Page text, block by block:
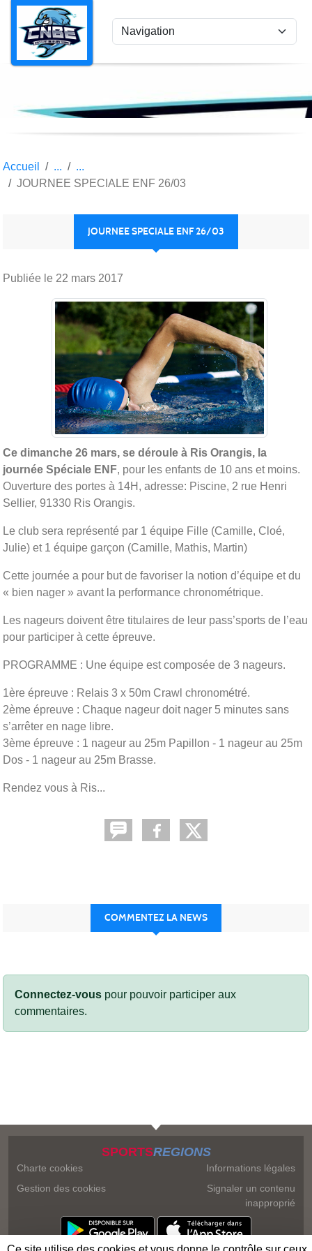
Accueil
JOURNEE SPECIALE ENF 26/03
JOURNEE SPECIALE ENF 26/03
Publiée le 22 mars 2017
Ce dimanche 26 mars, se déroule à Ris Orangis, la
journée Spéciale ENF, pour les enfants de 10 ans et moins.
Ouverture des portes à 14H, adresse: Piscine, 2 rue Henri
Sellier, 91330 Ris Orangis.
Le club sera représenté par 1 équipe Fille (Camille, Cloé,
Julie) et 1 équipe garçon (Camille, Mathis, Martin)
Cette journée a pour but de favoriser la notion d’équipe et du
« bien nager » avant la performance chronométrique.
Les nageurs doivent être titulaires de leur pass’sports de l’eau
pour participer à cette épreuve.
PROGRAMME : Une équipe est composée de 3 nageurs.
1ère épreuve : Relais 3 x 50m Crawl chronométré.
2ème épreuve : Chaque nageur doit nager 5 minutes sans
s’arrêter en nage libre.
3ème épreuve : 1 nageur au 25m Papillon - 1 nageur au 25m
Dos - 1 nageur au 25m Brasse.
Rendez vous à Ris...
COMMENTEZ LA NEWS
Connectez-vous pour pouvoir participer aux
commentaires.
SPORTSREGIONS
Charte cookies
Gestion des cookies
Informations légales
Signaler un contenu
inapproprié
Panneau de gestion des cookies